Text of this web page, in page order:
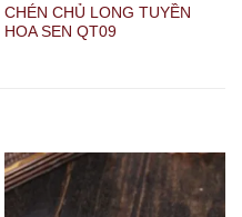
CHÉN CHỦ LONG TUYỀN
HOA SEN QT09